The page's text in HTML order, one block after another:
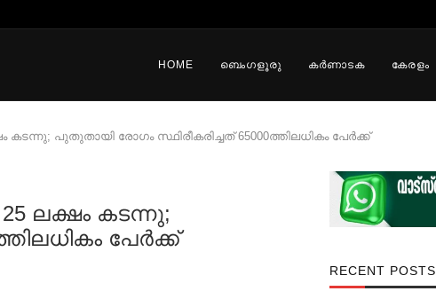
HOME ബെംഗളൂരു കർണാടക കേരളം
പുതുതായി രോഗം സ്ഥിരീകരിച്ചത് 65000ത്തിലധികം പേര്‍ക്ക്
ലക്ഷം കടന്നു;
പേര്‍ക്ക്
RECENT POSTS